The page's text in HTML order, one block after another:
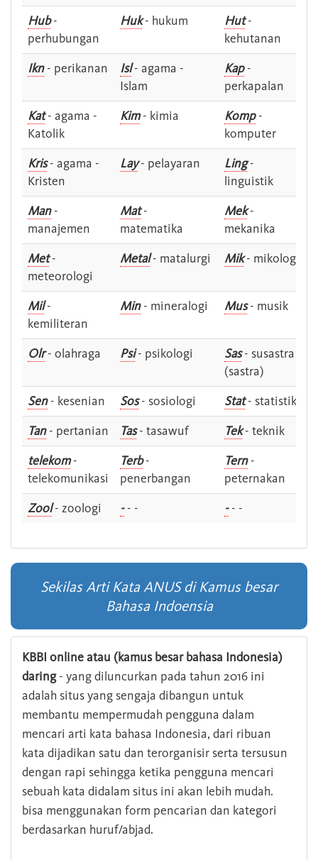
Hub-
perhubungan
Huk- hukum Hut-
kehutanan
Ikn- perikanan Isl- agama -
Islam
Kap-
perkapalan
Kat- agama -
Katolik
Kim- kimia Komp-
komputer
Kris- agama -
Kristen
Lay- pelayaran Ling-
linguistik
Man-
manajemen
Mat-
matematika
Mek-
mekanika
Met-
meteorologi
Metal- matalurgi Mik- mikologi
Mil-
kemiliteran
Min- mineralogi Mus- musik
Olr- olahraga Psi- psikologi Sas- susastra -
(sastra)
Sen- kesenian Sos- sosiologi Stat- statistik
Tan- pertanian Tas- tasawuf Tek- teknik
telekom-
telekomunikasi
Terb-
penerbangan
Tern-
peternakan
Zool- zoologi -- - -- -
Sekilas Arti Kata ANUS di Kamus besar
Bahasa Indoensia
KBBI online atau (kamus besar bahasa Indonesia)
daring- yang diluncurkan pada tahun 2016 ini
adalah situs yang sengaja dibangun untuk
membantu mempermudah pengguna dalam
mencari arti kata bahasa Indonesia, dari ribuan
kata dijadikan satu dan terorganisir serta tersusun
dengan rapi sehingga ketika pengguna mencari
sebuah kata didalam situs ini akan lebih mudah.
bisa menggunakan form pencarian dan kategori
berdasarkan huruf/abjad.